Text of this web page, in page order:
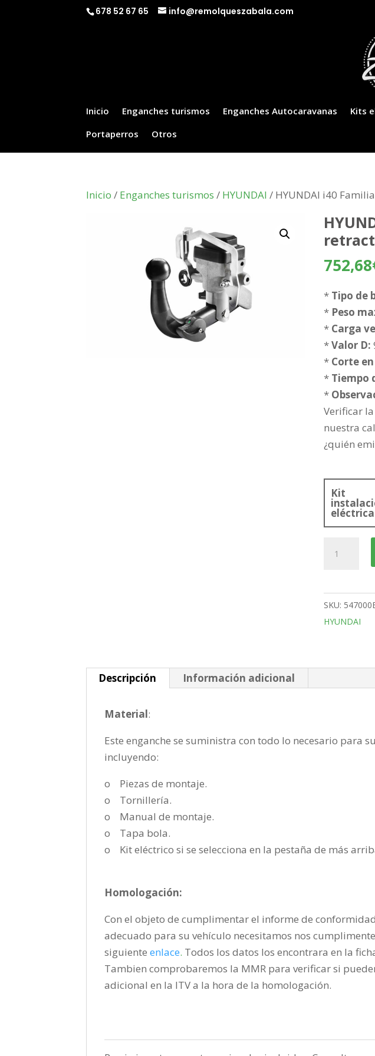
678 52 67 65 info@remolqueszabala.com
Inicio Enganches turismos Enganches Autocaravanas Kits
Portaperros
Otros
Inicio / Enganches turismos / HYUNDAI / HYUNDAI i40
752,68
* Tipo de
* Peso
* Carga
*Valor D:
* Corte
* Tiempo
*
Verificar
nuestra
¿quién
Kit
eléctrica
i40
Bola
retractil
MX
SKU:
HYUNDAI
Descripción Información adicional
Material:
Este enganche se suministra con todo lo necesario para
incluyendo:
o Piezas de montaje.
o Tornillería.
o Manual de montaje.
o Tapa bola.
o Kit eléctrico si se selecciona en la pestaña de más
Homologación:
Con el objeto de cumplimentar el informe de
adecuado para su vehículo necesitamos nos
siguienteenlace. Todos los datos los encontrara en la
Tambien comprobaremos la MMR para verificar si
adicional en la ITV a la hora de la homologación.